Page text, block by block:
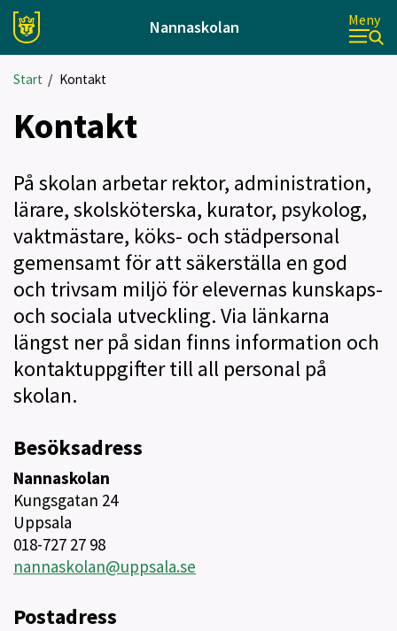
Nannaskolan Meny
Start / Kontakt
Kontakt
På skolan arbetar rektor, administration,
lärare, skolsköterska, kurator, psykolog,
vaktmästare, köks- och städpersonal
gemensamt för att säkerställa en god
och trivsam miljö för elevernas kunskaps-
och sociala utveckling. Via länkarna
längst ner på sidan finns information och
kontaktuppgifter till all personal på
skolan.
Besöksadress
Nannaskolan
Kungsgatan 24
Uppsala
018-727 27 98
nannaskolan@uppsala.se
Postadress